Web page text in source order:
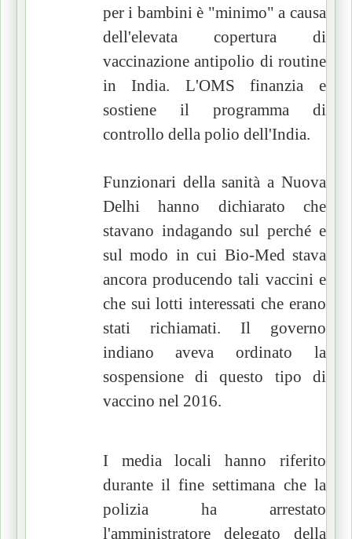
per i bambini è "minimo" a causa
dell'elevata copertura di
vaccinazione antipolio di routine
in India. L'OMS finanzia e
sostiene il programma di
controllo della polio dell'India.
Funzionari della sanità a Nuova
Delhi hanno dichiarato che
stavano indagando sul perché e
sul modo in cui Bio-Med stava
ancora producendo tali vaccini e
che sui lotti interessati che erano
stati richiamati. Il governo
indiano aveva ordinato la
sospensione di questo tipo di
vaccino nel 2016.
I media locali hanno riferito
durante il fine settimana che la
polizia ha arrestato
l'amministratore delegato della